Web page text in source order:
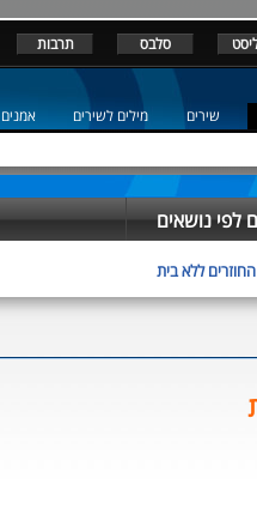
סלבס תרבות
שירים מילים לשירים אמנים
לפי נושאים
ללא בית